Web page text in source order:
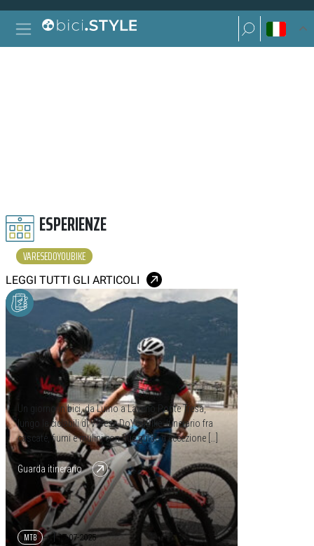
Vai al contenuto
Navigazione principale
Ricerca per:
Ricerca per:
ESPERIENZE
VARESEDOYOUBIKE
LEGGI TUTTI GLI ARTICOLI
MTB |17-07-2025
Un giorno in bici, da Luino a Laveno Ponte Tresa,
lungo le ciclabili di Varese DoYouBike. Itinerario fra
cascate, fiumi e mulini con due guide d’eccezione […]
Guarda itinerariofrom Da Luino a Lavena: un giorno in sella con #Varese